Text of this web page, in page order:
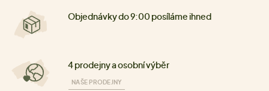
Objednávky do 9:00 posíláme ihned
4 prodejny a osobní výběr
NAŠE PRODEJNY